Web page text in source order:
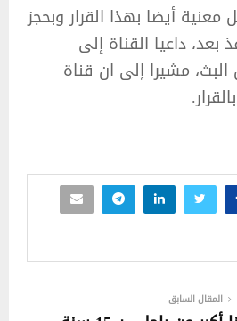
أيضا بهذا القرار وبحجز
بعد، داعيا القناة إلى
مشيرا إلى ان قناة
المقال السابق